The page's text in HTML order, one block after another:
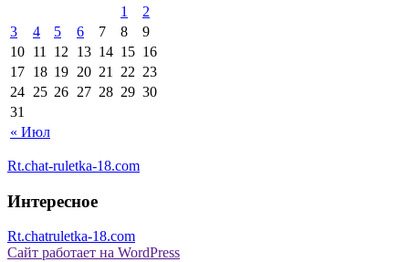
« Июл
1
2
3
4 5 6 7 8
9
10 11 12 13 14 15 16
17 18 19 20 21 22 23
24 25 26 27 28 29 30
31
Rt.chat-ruletka-18.com
Интересное
Rt.chatruletka-18.com
Сайт работает на WordPress